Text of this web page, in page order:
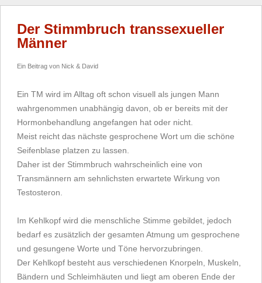
Der Stimmbruch transsexueller
Männer
Ein Beitrag von Nick & David
Ein TM wird im Alltag oft schon visuell als jungen Mann
wahrgenommen unabhängig davon, ob er bereits mit der
Hormonbehandlung angefangen hat oder nicht.
Meist reicht das nächste gesprochene Wort um die schöne
Seifenblase platzen zu lassen.
Daher ist der Stimmbruch wahrscheinlich eine von
Transmännern am sehnlichsten erwartete Wirkung von
Testosteron.
Im Kehlkopf wird die menschliche Stimme gebildet, jedoch
bedarf es zusätzlich der gesamten Atmung um gesprochene
und gesungene Worte und Töne hervorzubringen.
Der Kehlkopf besteht aus verschiedenen Knorpeln, Muskeln,
Bändern und Schleimhäuten und liegt am oberen Ende der